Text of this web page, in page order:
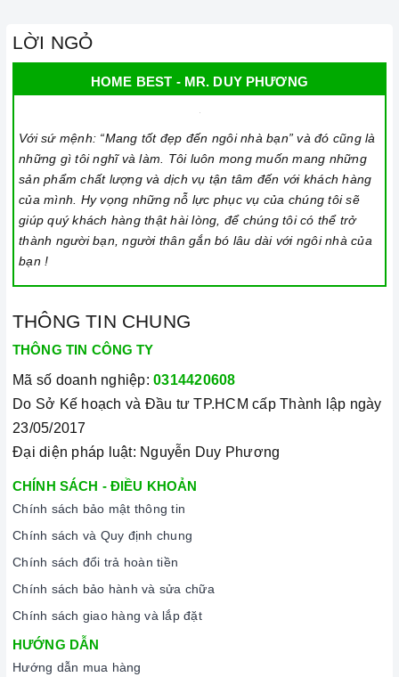
LỜI NGỎ
HOME BEST - MR. DUY PHƯƠNG
Với sứ mệnh: “Mang tốt đẹp đến ngôi nhà bạn” và đó cũng là
những gì tôi nghĩ và làm. Tôi luôn mong muốn mang những
sản phẩm chất lượng và dịch vụ tận tâm đến với khách hàng
của mình. Hy vọng những nỗ lực phục vụ của chúng tôi sẽ
giúp quý khách hàng thật hài lòng, để chúng tôi có thể trở
thành người bạn, người thân gắn bó lâu dài với ngôi nhà của
bạn !
THÔNG TIN CHUNG
THÔNG TIN CÔNG TY
Mã số doanh nghiệp: 0314420608
Do Sở Kế hoạch và Đầu tư TP.HCM cấp Thành lập ngày
23/05/2017
Đại diện pháp luật: Nguyễn Duy Phương
CHÍNH SÁCH - ĐIỀU KHOẢN
Chính sách bảo mật thông tin
Chính sách và Quy định chung
Chính sách đổi trả hoàn tiền
Chính sách bảo hành và sửa chữa
Chính sách giao hàng và lắp đặt
HƯỚNG DẪN
Hướng dẫn mua hàng